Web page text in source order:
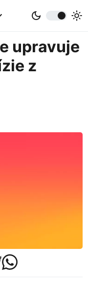
upravuje
z